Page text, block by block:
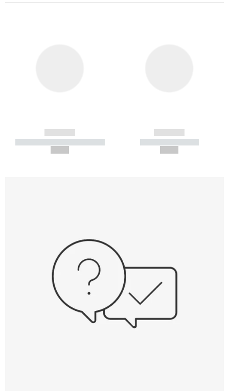
------------
----------- ----------- -----------
------------
----------- -----------